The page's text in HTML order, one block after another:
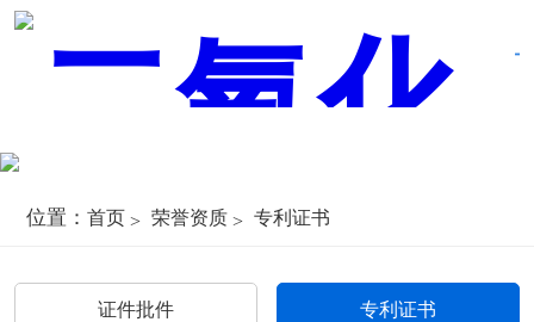
位置： 首页 荣誉资质 专利证书
证件批件 专利证书